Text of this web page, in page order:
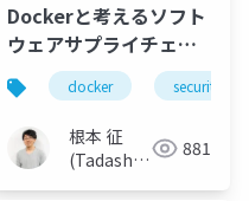
security
Dockerと考えるソフト
ウェアサプライチェー
ンセキュリティ 〜ビジ
ネスアジリティと安全
を両立する、持続可能
なコンテナ開発の進め
方〜
docker security
根本 征
(Tadashi
881